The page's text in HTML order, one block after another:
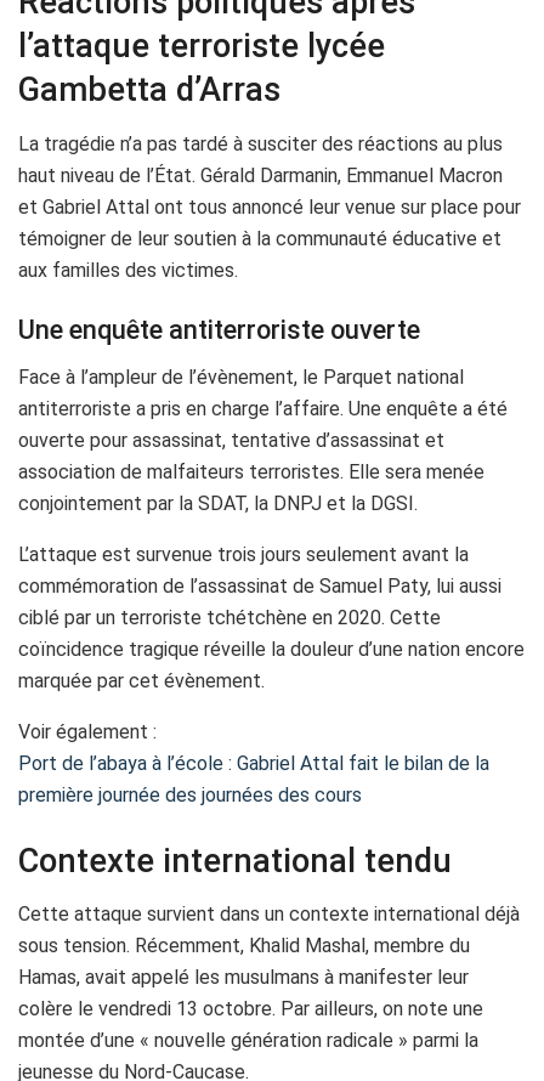
l’attaque terroriste lycée
Gambetta d’Arras
La tragédie n’a pas tardé à susciter des réactions au plus
haut niveau de l’État. Gérald Darmanin, Emmanuel Macron
et Gabriel Attal ont tous annoncé leur venue sur place pour
témoigner de leur soutien à la communauté éducative et
aux familles des victimes.
Une enquête antiterroriste ouverte
Face à l’ampleur de l’évènement, le Parquet national
antiterroriste a pris en charge l’affaire. Une enquête a été
ouverte pour assassinat, tentative d’assassinat et
association de malfaiteurs terroristes. Elle sera menée
conjointement par la SDAT, la DNPJ et la DGSI.
L’attaque est survenue trois jours seulement avant la
commémoration de l’assassinat de Samuel Paty, lui aussi
ciblé par un terroriste tchétchène en 2020. Cette
coïncidence tragique réveille la douleur d’une nation encore
marquée par cet évènement.
Voir également :
Port de l’abaya à l’école : Gabriel Attal fait le bilan de la
première journée des journées des cours
Contexte international tendu
Cette attaque survient dans un contexte international déjà
sous tension. Récemment, Khalid Mashal, membre du
Hamas, avait appelé les musulmans à manifester leur
colère le vendredi 13 octobre. Par ailleurs, on note une
montée d’une « nouvelle génération radicale » parmi la
jeunesse du Nord-Caucase.